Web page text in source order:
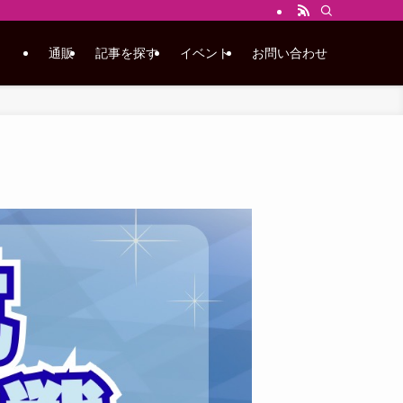
通販 記事を探す イベント お問い合わせ